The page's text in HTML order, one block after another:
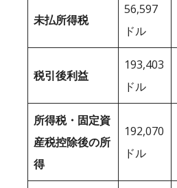
未払所得税
56,597
ドル
税引後利益
193,403
ドル
所得税・固定資
産税控除後の所
得
192,070
ドル